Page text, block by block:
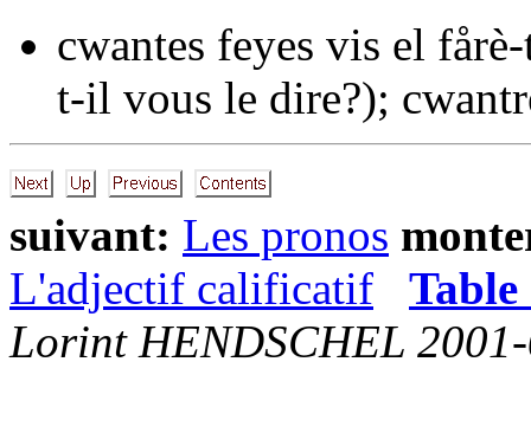
cwantes feyes vis el
t-il vous le dire?);
suivant: Les pronos
L'adjectif calificatif
Table
Lorint HENDSCHEL